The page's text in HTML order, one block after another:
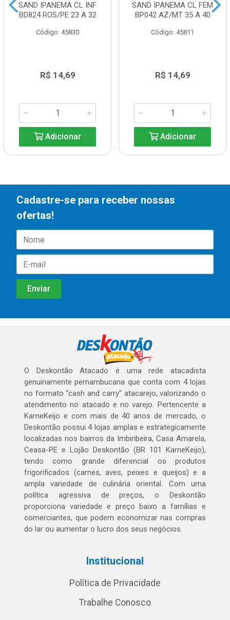
SAND IPANEMA CL INF
BD824 ROS/PE 23 A 32
Código: 45830
R$ 14,69
Adicionar
SAND IPANEMA CL FEM
BP042 AZ/MT 35 A 40
Código: 45811
R$ 14,69
Adicionar
Cadastre-se para receber nossas
ofertas!
O Deskontão Atacado é uma rede atacadista
genuinamente pernambucana que conta com 4 lojas
no formato “cash and carry” atacarejo, valorizando o
atendimento no atacado e no varejo. Pertencente a
KarneKeijo e com mais de 40 anos de mercado, o
Deskontão possui 4 lojas amplas e estrategicamente
localizadas nos bairros da Imbiribeira, Casa Amarela,
Ceasa-PE e Lojão Deskontão (BR 101 KarneKeijo),
tendo como grande diferencial os produtos
frigorificados (carnes, aves, peixes e queijos) e a
ampla variedade de culinária oriental. Com uma
política agressiva de preços, o Deskontão
proporciona variedade e preço baixo a famílias e
comerciantes, que podem economizar nas compras
do lar ou aumentar o lucro dos seus negócios.
Institucional
Política de Privacidade
Trabalhe Conosco